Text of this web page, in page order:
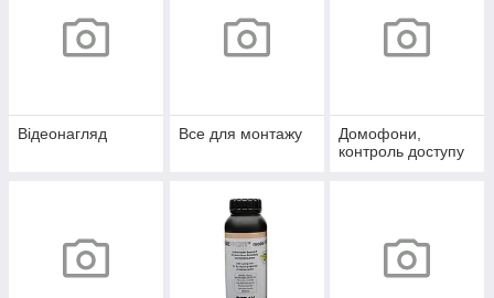
Відеонагляд Все для монтажу
Домофони,
контроль доступу